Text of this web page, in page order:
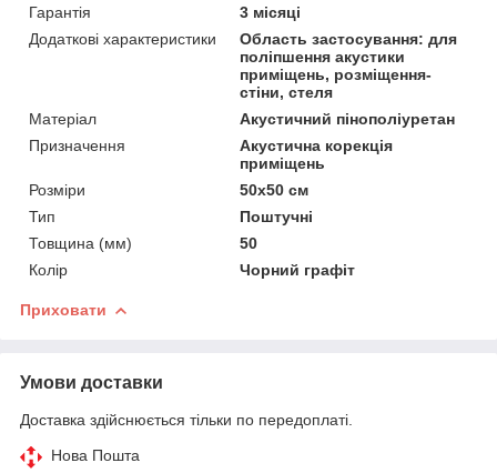
Гарантія
3 місяці
Додаткові характеристики
Область застосування: для
поліпшення акустики
приміщень, розміщення-
стіни, стеля
Матеріал
Акустичний пінополіуретан
Призначення
Акустична корекція
приміщень
Розміри
50х50 см
Тип
Поштучні
Товщина (мм)
50
Колір
Чорний графіт
Приховати
Умови доставки
Доставка здійснюється тільки по передоплаті.
Нова Пошта